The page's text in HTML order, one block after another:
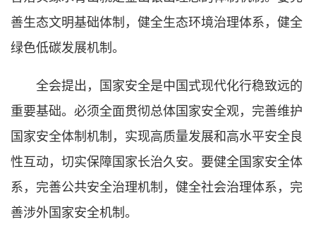
善生态文明基础体制，健全生态环境治理体系，健全
绿色低碳发展机制。
全会提出，国家安全是中国式现代化行稳致远的
重要基础。必须全面贯彻总体国家安全观，完善维护
国家安全体制机制，实现高质量发展和高水平安全良
性互动，切实保障国家长治久安。要健全国家安全体
系，完善公共安全治理机制，健全社会治理体系，完
善涉外国家安全机制。